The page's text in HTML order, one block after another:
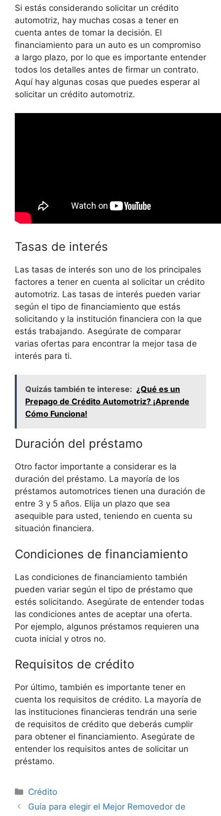
Si estás considerando solicitar un crédito
automotriz, hay muchas cosas a tener en
cuenta antes de tomar la decisión. El
financiamiento para un auto es un compromiso
a largo plazo, por lo que es importante entender
todos los detalles antes de firmar un contrato.
Aquí hay algunas cosas que puedes esperar al
solicitar un crédito automotriz.
Tasas de interés
Las tasas de interés son uno de los principales
factores a tener en cuenta al solicitar un crédito
automotriz. Las tasas de interés pueden variar
según el tipo de financiamiento que estás
solicitando y la institución financiera con la que
estás trabajando. Asegúrate de comparar
varias ofertas para encontrar la mejor tasa de
interés para ti.
Quizás también te interese: ¿Qué es un
Prepago de Crédito Automotriz? ¡Aprende
Cómo Funciona!
Duración del préstamo
Otro factor importante a considerar es la
duración del préstamo. La mayoría de los
préstamos automotrices tienen una duración de
entre 3 y 5 años. Elija un plazo que sea
asequible para usted, teniendo en cuenta su
situación financiera.
Condiciones de financiamiento
Las condiciones de financiamiento también
pueden variar según el tipo de préstamo que
estés solicitando. Asegúrate de entender todas
las condiciones antes de aceptar una oferta.
Por ejemplo, algunos préstamos requieren una
cuota inicial y otros no.
Requisitos de crédito
Por último, también es importante tener en
cuenta los requisitos de crédito. La mayoría de
las instituciones financieras tendrán una serie
de requisitos de crédito que deberás cumplir
para obtener el financiamiento. Asegúrate de
entender los requisitos antes de solicitar un
préstamo.
Categorías
Crédito
Guía para elegir el Mejor Removedor de